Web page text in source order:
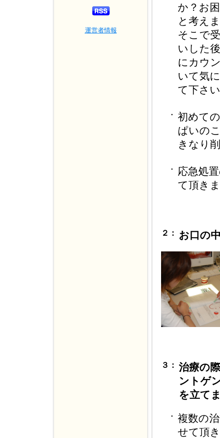
運営者情報
か？お
と考え
そこで
いした
にカウ
いて気
て下さ
・ 初めて
ぱいの
きなり
・
応急処
て頂き
２： お口の
３： 治療の
ントゲ
を立て
・ 複数の
せて頂